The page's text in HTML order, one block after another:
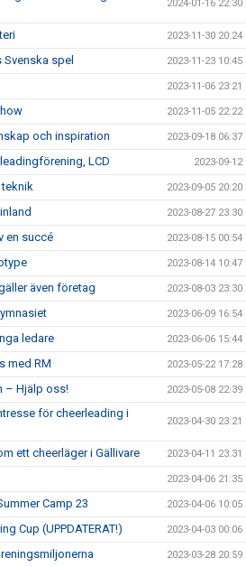
2024-01-16 22:30
2023-11-30 20:24
spel 2023-11-23 10:45
2023-11-06 23:21
2023-11-05 22:22
och inspiration 2023-09-18 06:37
LCD 2023-09-12
teknik 2023-09-05 20:20
2023-08-27 23:30
en succé 2023-08-15 00:54
2023-08-14 10:47
även företag 2023-08-03 23:30
2023-06-09 16:54
ledare 2023-06-06 15:44
med RM 2023-05-22 17:28
– Hjälp oss! 2023-05-08 22:39
för cheerleading i
2023-04-30 23:21
ett cheerläger i Gällivare 2023-04-11 23:31
2023-04-06 21:35
Camp 23 2023-04-06 10:05
Cup (UPPDATERAT!) 2023-04-03 00:06
2023-03-28 20:59